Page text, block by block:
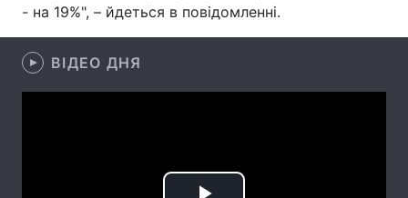
Лонгріди
Відео з Youtube
- на 19%", – йдеться в повідомленні.
ВІДЕО ДНЯ